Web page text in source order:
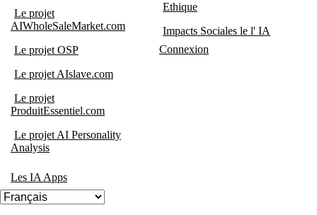
Le projet
AIWholeSaleMarket.com
Le projet OSP
Le projet AIslave.com
Le projet
ProduitEssentiel.com
Le projet AI Personality
Analysis
Les IA Apps
Ethique
Impacts Sociales le l' IA
Connexion